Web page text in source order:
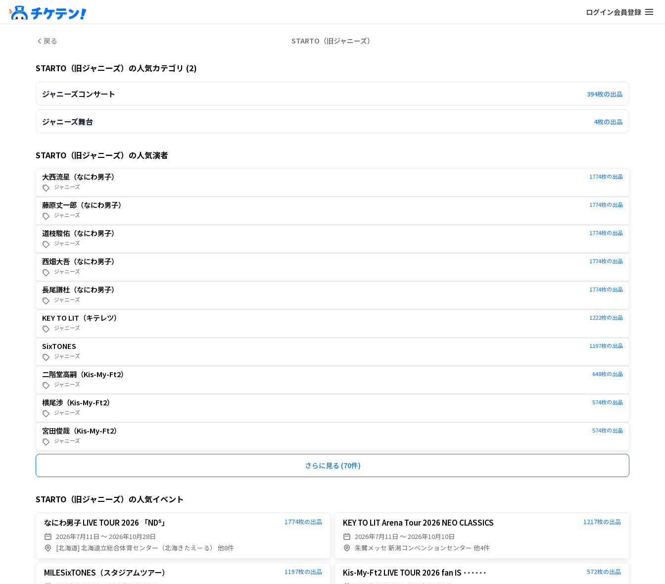
ログイン会員登録
戻る STARTO（旧ジャニーズ）
STARTO（旧ジャニーズ） の人気カテゴリ (2)
ジャニーズコンサート 394枚の出品
ジャニーズ舞台 4枚の出品
STARTO（旧ジャニーズ） の人気演者
大西流星（なにわ男子） 1774枚の出品
ジャニーズ
藤原丈一郎（なにわ男子） 1774枚の出品
ジャニーズ
道枝駿佑（なにわ男子） 1774枚の出品
ジャニーズ
西畑大吾（なにわ男子） 1774枚の出品
ジャニーズ
長尾謙杜（なにわ男子） 1774枚の出品
ジャニーズ
KEY TO LIT（キテレツ） 1222枚の出品
ジャニーズ
岩﨑大昇（KEY TO LIT） 1217枚の出品
猪狩蒼弥（KEY TO LIT）
井上瑞稀（KEY TO LIT） 1217枚の出品
SixTONES 1197枚の出品
ジャニーズ
森本慎太郎（SixTONES） 1197枚の出品
田中樹（SixTONES）
ジェシー（SixTONES） 1197枚の出品
二階堂高嗣（Kis-My-Ft2） 648枚の出品
ジャニーズ
横尾渉（Kis-My-Ft2） 574枚の出品
ジャニーズ
宮田俊哉（Kis-My-Ft2） 574枚の出品
ジャニーズ
さらに見る (70件)
STARTO（旧ジャニーズ） の人気イベント
なにわ男子 LIVE TOUR 2026 「ND⁵」 1774枚の出品
2026年7月11日 〜 2026年10月28日
[北海道] 北海道立総合体育センター（北海きたえーる） 他8件
KEY TO LIT Arena Tour 2026 NEO CLASSICS 1217枚の出品
2026年7月11日 〜 2026年10月10日
朱鷺メッセ 新潟コンベンションセンター 他4件
MILESixTONES（スタジアムツアー） 1197枚の出品 Kis-My-Ft2 LIVE TOUR 2026 fan IS ･･････ 572枚の出品